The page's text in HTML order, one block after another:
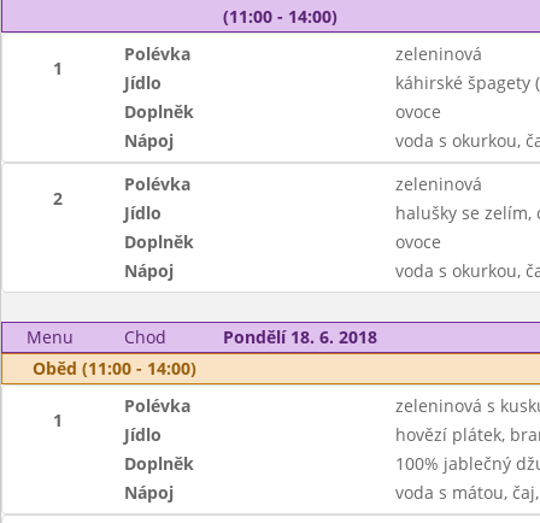
(11:00 - 14:00)
1
Polévka
zeleninová
Jídlo
káhirské špagety
Doplněk
ovoce
Nápoj
voda s okurkou,
2
Polévka
zeleninová
Jídlo
halušky se
Doplněk
ovoce
Nápoj
voda s okurkou,
Menu Chod
Pondělí 18. 6. 2018
Oběd (11:00 - 14:00)
1
Polévka
zeleninová s
Jídlo
hovězí plátek,
Doplněk
100% jablečný
Nápoj
voda s mátou,